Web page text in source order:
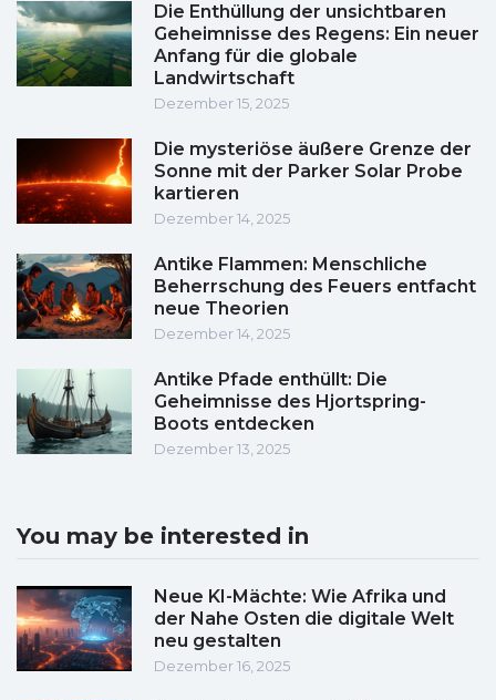
Die Enthüllung der unsichtbaren
Geheimnisse des Regens: Ein neuer
Anfang für die globale
Landwirtschaft
Dezember 15, 2025
Die mysteriöse äußere Grenze der
Sonne mit der Parker Solar Probe
kartieren
Dezember 14, 2025
Antike Flammen: Menschliche
Beherrschung des Feuers entfacht
neue Theorien
Dezember 14, 2025
Antike Pfade enthüllt: Die
Geheimnisse des Hjortspring-
Boots entdecken
Dezember 13, 2025
You may be interested in
Neue KI-Mächte: Wie Afrika und
der Nahe Osten die digitale Welt
neu gestalten
Dezember 16, 2025